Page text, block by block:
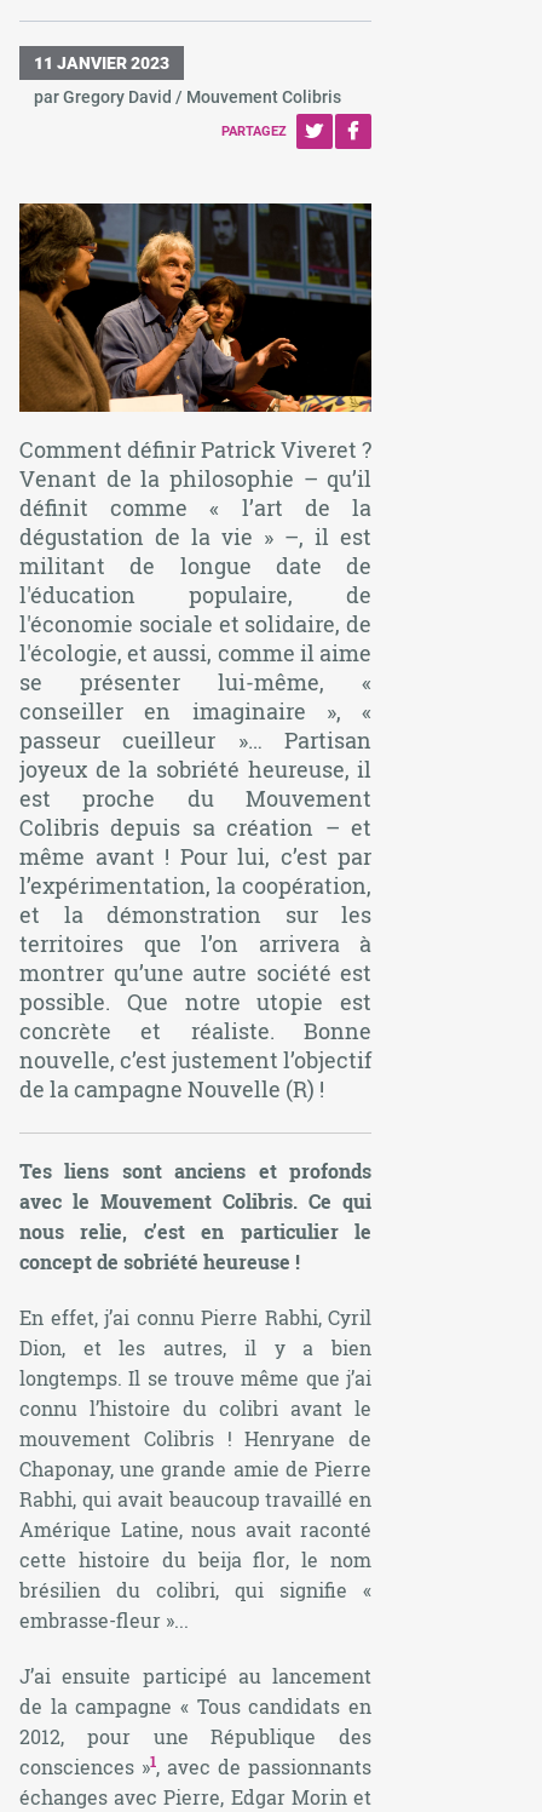
11 JANVIER 2023
par Gregory David / Mouvement Colibris
PARTAGEZ
Comment définir Patrick Viveret ?
Venant de la philosophie – qu’il
définit comme« l’art de la
dégustation de la vie » –, il est
militant de longue date de
l'éducation populaire, de
l'économie sociale et solidaire, de
l'écologie, et aussi, comme il aime
se présenter lui-même,«
conseiller en imaginaire »,«
passeur cueilleur »… Partisan
joyeux de la sobriété heureuse, il
est proche du Mouvement
Colibris depuis sa création – et
même avant ! Pour lui, c’est par
l’expérimentation, la coopération,
et la démonstration sur les
territoires que l’on arrivera à
montrer qu’une autre société est
possible. Que notre utopie est
concrète et réaliste. Bonne
nouvelle, c’est justement l’objectif
de la campagne Nouvelle (R) !
Tes liens sont anciens et profonds
avec le Mouvement Colibris. Ce qui
nous relie, c’est en particulier le
concept de sobriété heureuse !
En effet, j’ai connu Pierre Rabhi, Cyril
Dion, et les autres, il y a bien
longtemps. Il se trouve même que j’ai
connu l’histoire du colibri avant le
mouvement Colibris ! Henryane de
Chaponay, une grande amie de Pierre
Rabhi, qui avait beaucoup travaillé en
Amérique Latine, nous avait raconté
cette histoire du beija flor, le nom
brésilien du colibri, qui signifie «
embrasse-fleur »...
J’ai ensuite participé au lancement
de la campagne « Tous candidats en
2012, pour une République des
consciences »1, avec de passionnants
échanges avec Pierre, Edgar Morin et